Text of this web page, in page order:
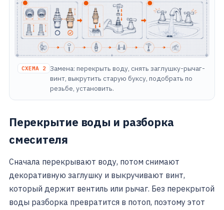
СХЕМА 2 Замена: перекрыть воду, снять заглушку-рычаг-
винт, выкрутить старую буксу, подобрать по
резьбе, установить.
Перекрытие воды и разборка
смесителя
Сначала перекрывают воду, потом снимают
декоративную заглушку и выкручивают винт,
который держит вентиль или рычаг. Без перекрытой
воды разборка превратится в потоп, поэтому этот